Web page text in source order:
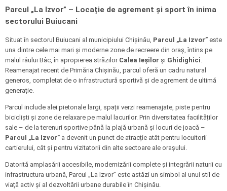
Parcul „La Izvor” – Locație de agrement și sport în inima
sectorului Buiucani
Situat în sectorul Buiucani al municipiului Chișinău, Parcul „La Izvor” este
una dintre cele mai mari și moderne zone de recreere din oraș, întins pe
malul râului Bâc, în apropierea străzilor Calea Ieșilor și Ghidighici.
Reamenajat recent de Primăria Chișinău, parcul oferă un cadru natural
generos, completat de o infrastructură sportivă și de agrement de ultimă
generație.
Parcul include alei pietonale largi, spații verzi reamenajate, piste pentru
bicicliști și zone de relaxare pe malul lacurilor. Prin diversitatea facilităților
sale – de la terenuri sportive până la plajă urbană și locuri de joacă –
Parcul „La Izvor” a devenit un punct de atracție atât pentru locuitorii
cartierului, cât și pentru vizitatorii din alte sectoare ale orașului.
Datorită amplasării accesibile, modernizării complete și integrării naturii cu
infrastructura urbană, Parcul „La Izvor” este astăzi un simbol al unui stil de
viață activ și al dezvoltării urbane durabile în Chișinău.